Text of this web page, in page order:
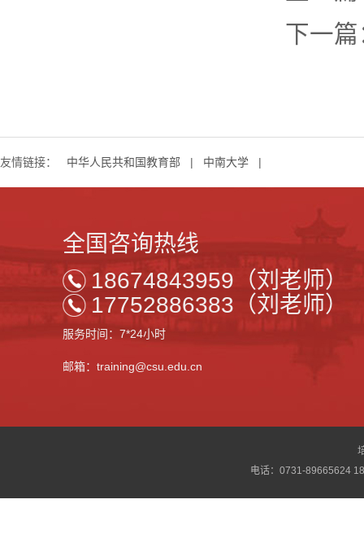
下一篇
友情链接： 中华人民共和国教育部 | 中南大学 |
全国咨询热线
18674843959（刘老师）
17752886383（刘老师）
服务时间：7*24小时
邮箱：training@csu.edu.cn
电话：0731-89665624